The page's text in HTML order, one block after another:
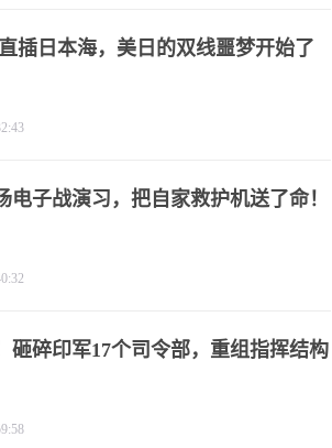
插日本海，美日的双线噩梦开始了
电子战演习，把自家救护机送了命！
砸碎印军17个司令部，重组指挥结构